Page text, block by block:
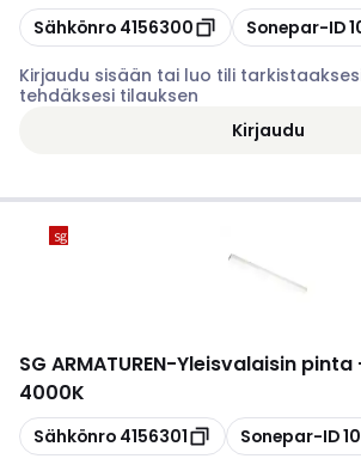
Kopioi
Sähkönro 4156300 Kopioi
Sonepar-ID
Kirjaudu sisään tai luo tili
tehdäksesi tilauksen
Kirjaudu
SG ARMATUREN-Yleisvalaisin pinta
4000K
Kopioi
Sähkönro 4156301 Kopioi
Sonepar-ID